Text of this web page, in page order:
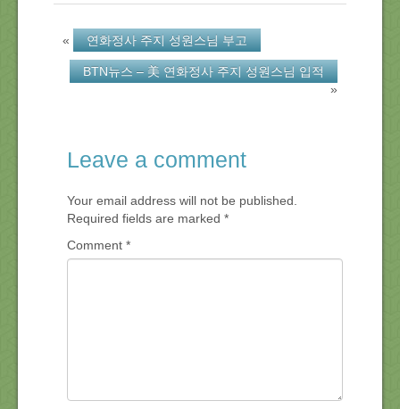
« 연화정사 주지 성원스님 부고
BTN뉴스 – 美 연화정사 주지 성원스님 입적
»
Leave a comment
Your email address will not be published.
Required fields are marked *
Comment *